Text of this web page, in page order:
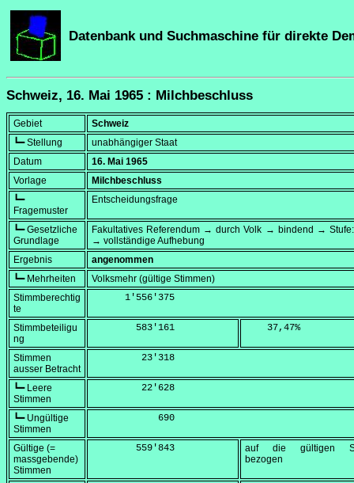
Datenbank und Suchmaschine für direkte
Schweiz, 16. Mai 1965 : Milchbeschluss
Gebiet
Schweiz
┗━ Stellung
unabhängiger Staat
Datum
16. Mai 1965
Vorlage
Milchbeschluss
┗━
Fragemuster
Entscheidungsfrage
┗━ Gesetzliche
Grundlage
Fakultatives Referendum → durch Volk → bindend →
→ vollständige Aufhebung
Ergebnis
angenommen
┗━ Mehrheiten
Volksmehr (gültige Stimmen)
Stimmberechtig
te
      1'556'375
Stimmbeteiligu
ng
        583'161
    37,47
%
Stimmen
ausser Betracht
         23'318
┗━ Leere
Stimmen
         22'628
┗━ Ungültige
Stimmen
            690
Gültige (=
massgebende)
Stimmen
        559'843
auf die gültigen
bezogen